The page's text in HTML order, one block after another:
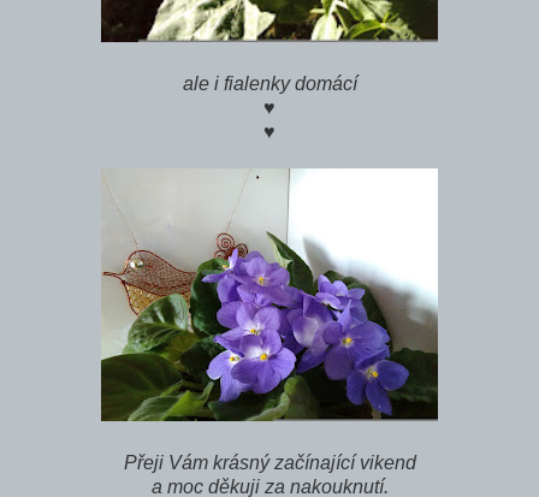
ale i fialenky domácí
♥
♥
Přeji Vám krásný začínající vikend
a moc děkuji za nakouknutí.